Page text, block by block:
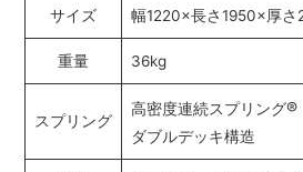
サイズ 幅1220×長さ1950×厚さ
重量 36kg
スプリング
高密度連続スプリング®
ダブルデッキ構造